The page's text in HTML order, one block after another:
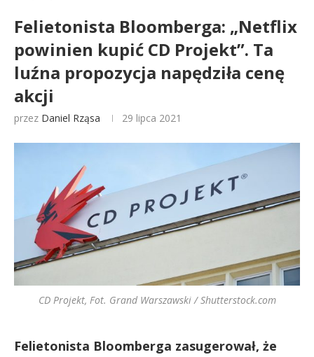
Felietonista Bloomberga: „Netflix
powinien kupić CD Projekt”. Ta
luźna propozycja napędziła cenę
akcji
przez Daniel Rząsa 29 lipca 2021
CD Projekt, Fot. Grand Warszawski / Shutterstock.com
Felietonista Bloomberga zasugerował, że